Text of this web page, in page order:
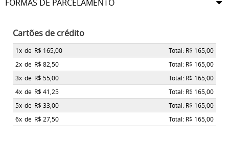
FORMAS DE PARCELAMENTO
Cartões de crédito
1x de R$ 165,00
Total: R$ 165,00
2x de R$ 82,50
Total: R$ 165,00
3x de R$ 55,00
Total: R$ 165,00
4x de R$ 41,25
Total: R$ 165,00
5x de R$ 33,00
Total: R$ 165,00
6x de R$ 27,50 Total: R$ 165,00